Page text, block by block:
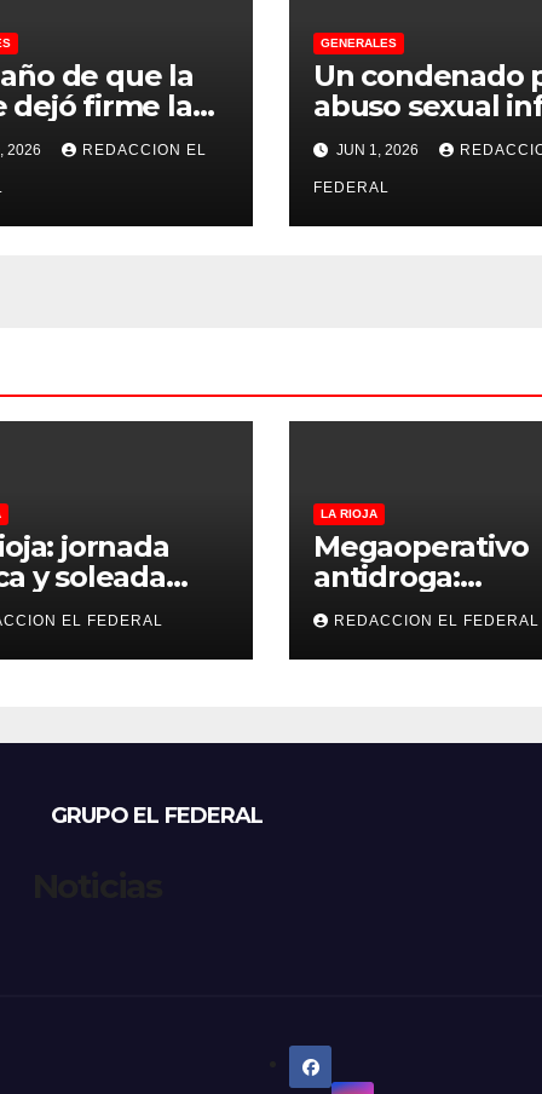
de que la
dejó firme la
la Justicia
pudo
ni un
CFK
2026 REDACCION EL
GENERALES
Un condenado
abuso sexual
se recibió de
psicopedagogo
dentro del
Penitenciario
JUN 1, 2026
FEDERAL
jornada
y soleada
con
para el
EL FEDERAL
LA RIOJA
Megaoperativo
antidroga:
secuestran 190
de marihuana
tenían como
REDACCION EL FEDERAL
GRUPO EL FEDERAL